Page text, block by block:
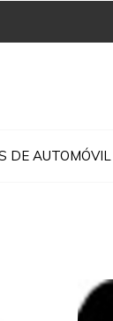
DE AUTOMÓVIL